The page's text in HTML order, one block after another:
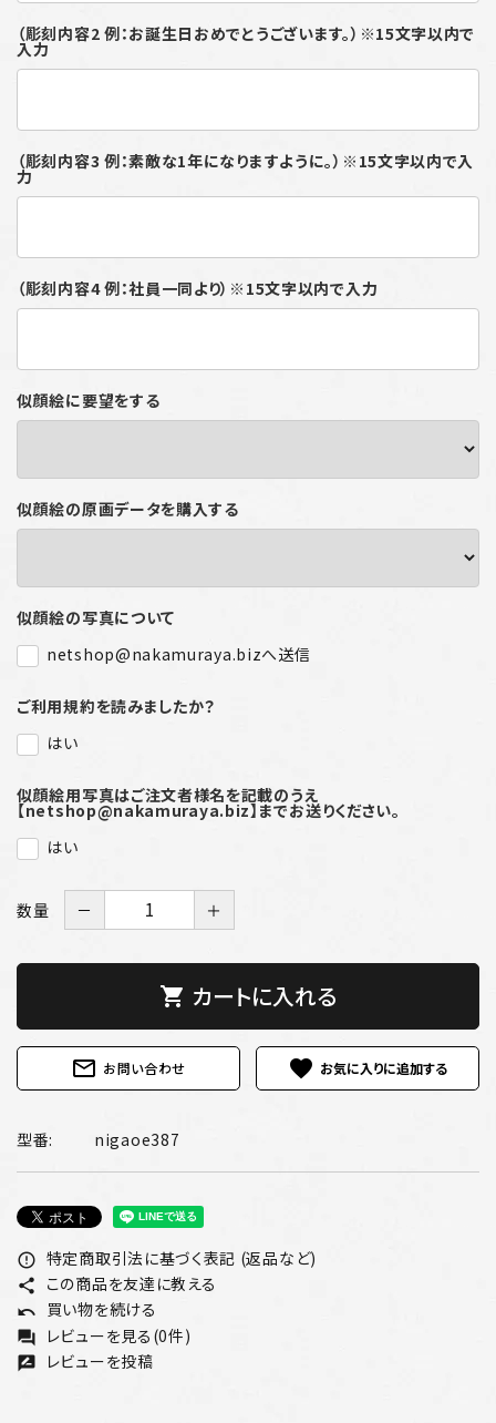
（彫刻内容2 例：お誕生日おめでとうございます。）※15文字以内で
入力
（彫刻内容3 例：素敵な1年になりますように。）※15文字以内で入
力
（彫刻内容4 例：社員一同より）※15文字以内で入力
似顔絵に要望をする
似顔絵の原画データを購入する
似顔絵の写真について
netshop@nakamuraya.bizへ送信
ご利用規約を読みましたか？
はい
似顔絵用写真はご注文者様名を記載のうえ
【netshop@nakamuraya.biz】までお送りください。
はい
数量 － ＋
shopping_cart カートに入れる
mail_outline お問い合わせ favorite
型番: nigaoe387
error_outline 特定商取引法に基づく表記 (返品など)
share この商品を友達に教える
undo 買い物を続ける
forum レビューを見る(0件)
rate_review レビューを投稿